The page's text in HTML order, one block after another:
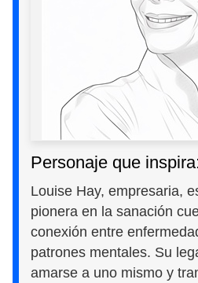
Personaje que
Louise Hay, empresaria,
pionera en la sanación
conexión entre
patrones mentales. Su
amarse a uno mismo y